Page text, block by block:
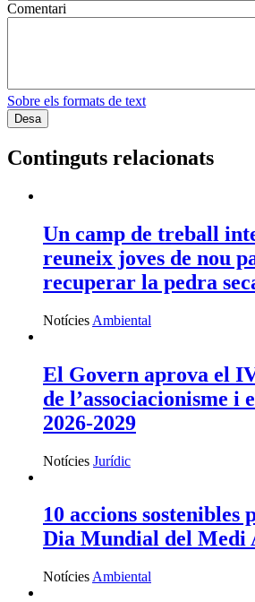
Comentari
Sobre els formats de text
Continguts relacionats
Un camp de treball
reuneix joves de nou
recuperar la pedra
Notícies Ambiental
El Govern aprova el
de l’associacionisme i
2026-2029
Notícies Jurídic
10 accions sostenibles
Dia Mundial del Medi
Notícies Ambiental